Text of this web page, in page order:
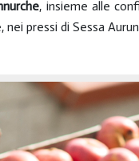
, insieme alle
pressi di Sessa